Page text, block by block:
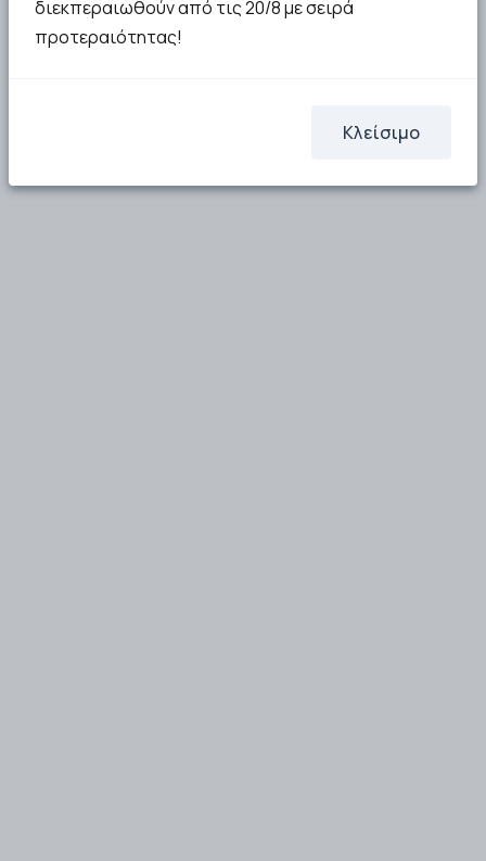
διεκπεραιωθούν από τις 20/8 με σειρά
προτεραιότητας!
Κλείσιμο